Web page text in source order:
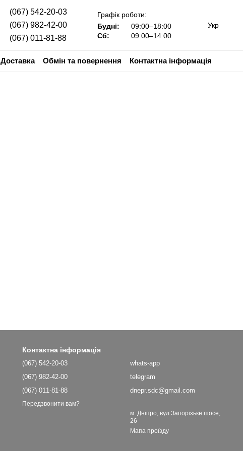
(067) 542-20-03
(067) 982-42-00
(067) 011-81-88
Графік роботи:
Будні:
09:00–18:00
Сб:
09:00–14:00
Укр
Доставка Обмін та повернення
Контактна інформація
Контактна інформація
(067) 542-20-03
(067) 982-42-00
(067) 011-81-88
Передзвонити вам?
whats-app
telegram
dnepr.sdc@gmail.com
м. Дніпро, вул.Запорізьке шосе,
26
Мапа проїзду